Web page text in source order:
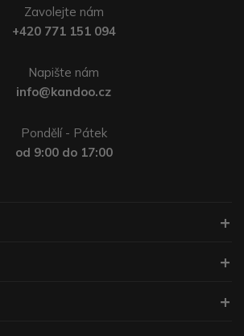
Zavolejte nám
+420 771 151 094
Napište nám
info@kandoo.cz
Pondělí - Pátek
od 9:00 do 17:00